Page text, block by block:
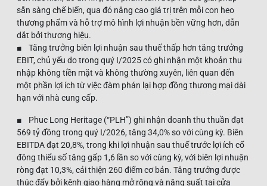
sẵn sàng chế biến, qua đó nâng cao giá trị trên mỗi con heo
thương phẩm và hỗ trợ mô hình lợi nhuận bền vững hơn, dẫn
dắt bởi thương hiệu.
■ Tăng trưởng biên lợi nhuận sau thuế thấp hơn tăng trưởng
EBIT, chủ yếu do trong quý I/2025 có ghi nhận một khoản thu
nhập không tiền mặt và không thường xuyên, liên quan đến
một phần lợi ích từ việc đàm phán lại hợp đồng thương mại dài
hạn với nhà cung cấp.
■ Phuc Long Heritage (“PLH”) ghi nhận doanh thu thuần đạt
569 tỷ đồng trong quý I/2026, tăng 34,0% so với cùng kỳ. Biên
EBITDA đạt 20,8%, trong khi lợi nhuận sau thuế trước lợi ích cổ
đông thiểu số tăng gấp 1,6 lần so với cùng kỳ, với biên lợi nhuận
ròng đạt 10,3%, cải thiện 260 điểm cơ bản. Tăng trưởng được
thúc đẩy bởi kênh giao hàng mở rộng và năng suất tại cửa